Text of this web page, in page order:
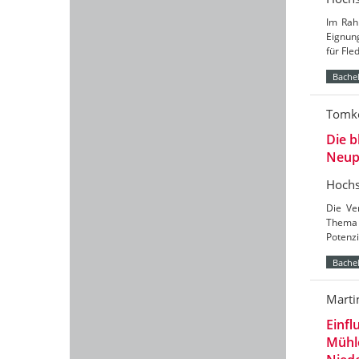
Im
für
Die
Die